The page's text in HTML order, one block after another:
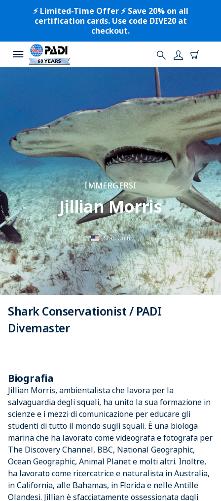
⚡️ Limited-Time Offer ⚡️ Save 20% on all
certification cards. Use code DIVE20 at
checkout.
IMMERGERSI
Jillian Morris
Stati Uniti
Shark Conservationist / PADI
Divemaster
Biografia
Jillian Morris, ambientalista che lavora per la
salvaguardia degli squali, ha unito la sua formazione in
scienze e i mezzi di comunicazione per educare gli
studenti di tutto il mondo sugli squali. È una biologa
marina che ha lavorato come videografa e fotografa per
The Discovery Channel, BBC, National Geographic,
Ocean Geographic, Animal Planet e molti altri. Inoltre,
ha lavorato come ricercatrice e naturalista in Australia,
in California, alle Bahamas, in Florida e nelle Antille
Olandesi. Jillian è sfacciatamente ossessionata dagli